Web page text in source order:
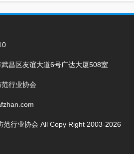
昌区友谊大道6号广达大厦508室
行业协会
范行业协会 All Copy Right 2003-2026